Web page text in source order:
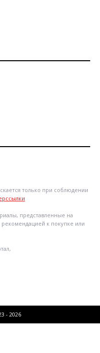
только при соблюдении
представленные на
к покупке или
- 2026